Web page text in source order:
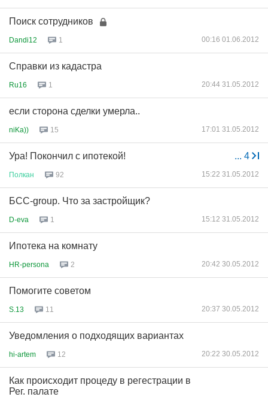
Поиск сотрудников
Dandi12 1 00:16 01.06.2012
Справки из кадастра
Ru16 1 20:44 31.05.2012
если сторона сделки умерла..
niKa)) 15 17:01 31.05.2012
... 4
Ура! Покончил с ипотекой!
Полкан 92 15:22 31.05.2012
БСС-group. Что за застройщик?
D-eva 1 15:12 31.05.2012
Ипотека на комнату
HR-persona 2 20:42 30.05.2012
Помогите советом
S.13 11 20:37 30.05.2012
Уведомления о подходящих вариантах
hi-artem 12 20:22 30.05.2012
Как происходит процеду в регестрации в
Рег. палате